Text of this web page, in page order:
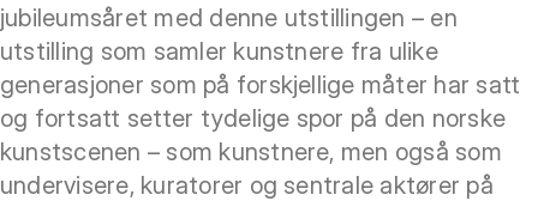
jubileumsåret med denne utstillingen – en
utstilling som samler kunstnere fra ulike
generasjoner som på forskjellige måter har satt
og fortsatt setter tydelige spor på den norske
kunstscenen – som kunstnere, men også som
undervisere, kuratorer og sentrale aktører på